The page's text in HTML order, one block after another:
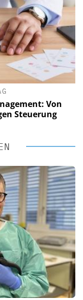
Von
Steuerung